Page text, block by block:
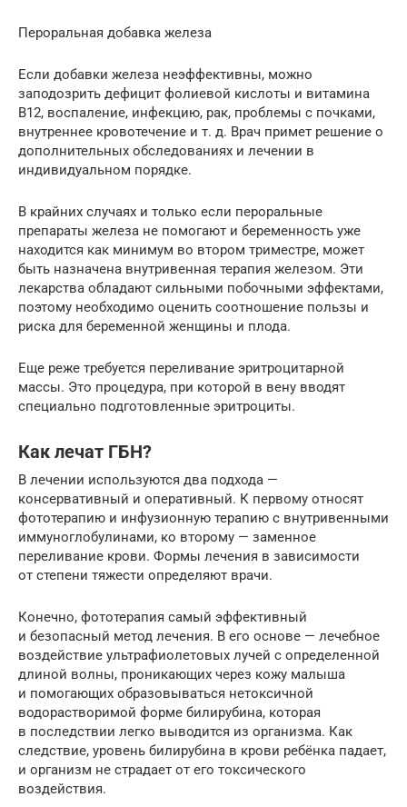
Пероральная добавка железа
Если добавки железа неэффективны, можно
заподозрить дефицит фолиевой кислоты и витамина
B12, воспаление, инфекцию, рак, проблемы с почками,
внутреннее кровотечение и т. д. Врач примет решение о
дополнительных обследованиях и лечении в
индивидуальном порядке.
В крайних случаях и только если пероральные
препараты железа не помогают и беременность уже
находится как минимум во втором триместре, может
быть назначена внутривенная терапия железом. Эти
лекарства обладают сильными побочными эффектами,
поэтому необходимо оценить соотношение пользы и
риска для беременной женщины и плода.
Еще реже требуется переливание эритроцитарной
массы. Это процедура, при которой в вену вводят
специально подготовленные эритроциты.
Как лечат ГБН?
В лечении используются два подхода —
консервативный и оперативный. К первому относят
фототерапию и инфузионную терапию с внутривенными
иммуноглобулинами, ко второму — заменное
переливание крови. Формы лечения в зависимости
от степени тяжести определяют врачи.
Конечно, фототерапия самый эффективный
и безопасный метод лечения. В его основе — лечебное
воздействие ультрафиолетовых лучей с определенной
длиной волны, проникающих через кожу малыша
и помогающих образовываться нетоксичной
водорастворимой форме билирубина, которая
в последствии легко выводится из организма. Как
следствие, уровень билирубина в крови ребёнка падает,
и организм не страдает от его токсического
воздействия.